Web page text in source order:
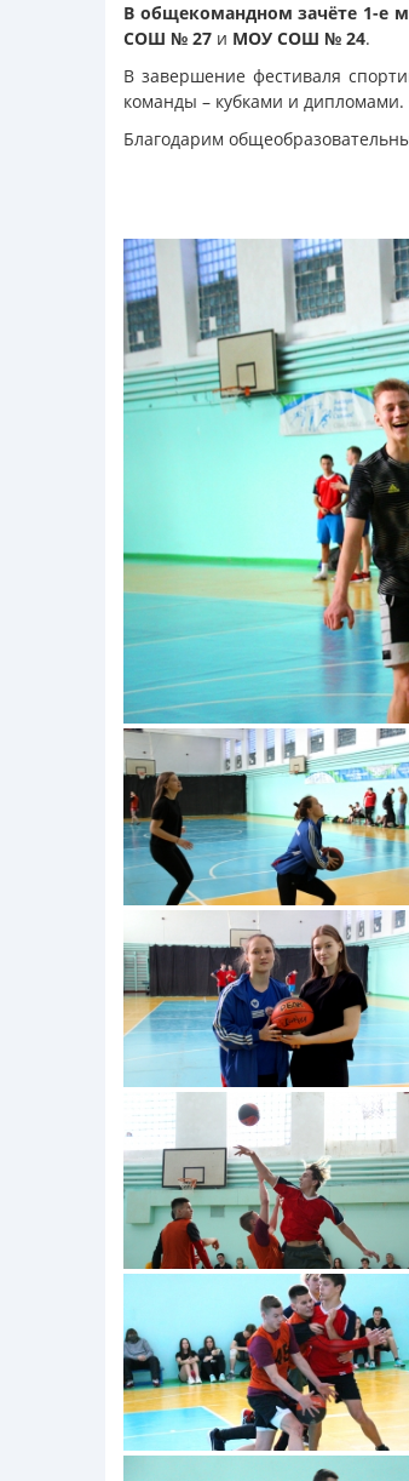
В общекомандном зачёте 1-е
СОШ № 27 и МОУ СОШ № 24.
В завершение фестиваля
команды – кубками и дипломами.
Благодарим